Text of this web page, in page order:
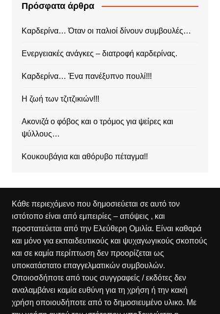
Πρόσφατα άρθρα
Καρδερίνα… Όταν οι παλιοί δίνουν συμβουλές…
Ενεργειακές ανάγκες – διατροφή καρδερίνας.
Καρδερίνα… Ένα πανέξυπνο πουλί!!!
Η ζωή των τζιτζικιών!!!
Ακονιζά ο φόβος και ο τρόμος για ψείρες και
ψύλλους…
Κουκουβάγια και αθόρυβο πέταγμα!!
Κάθε περιεχόμενο που δημοσιεύεται σε αυτό τον
ιστότοπο είναι από εμπειρίες – απόψεις , και
προστατεύεται από την Ελεύθερη Ομιλία. Είναι καθαρά
και μόνο για εκπαιδευτικούς και ψυχαγωγικούς σκοπούς
και σε καμία περίπτωση δεν προορίζεται ως
υποκατάστατο επαγγελματικών συμβουλών.
Οποιοσδήποτε από τους συγγραφείς / εκδότες δεν
αναλαμβάνει καμία ευθύνη για τη χρήση ή την κακή
χρήση οποιουδήποτε από το δημοσιευμένο υλικο. Με